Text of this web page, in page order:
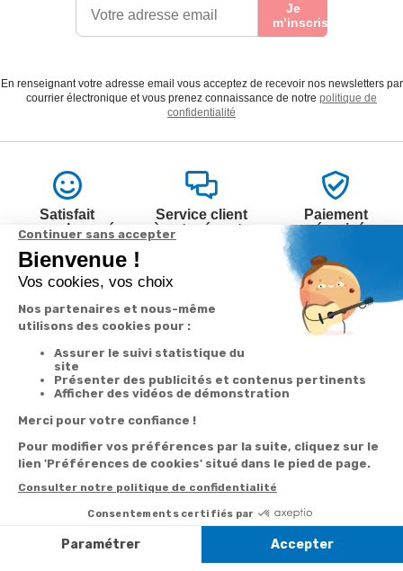
Je
m’inscris
En renseignant votre adresse email vous acceptez de recevoir nos newsletters par
courrier électronique et vous prenez connaissance de notre politique de
confidentialité
Satisfait
ou remboursé
Service client
à votre écoute
Paiement
sécurisé
Garantie
2 ans
Livraison
à la carte
Suivi de
commande
Votre
Suivi de
Livraison
Paiement facilité
Satisfait ou
Nos services
Besoin d'aide
Abonnement à la
Désabonnement à
la newsletter
Par
Messenger
samedi de 8h à
20h
et le dimanche